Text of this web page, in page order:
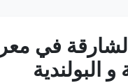
في
و البولندية